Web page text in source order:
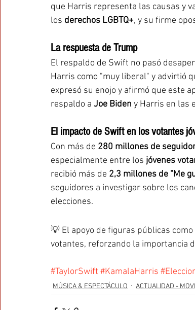
que Harris representa las causas y
los derechos LGBTQ+, y su firme
La respuesta de Trump
El respaldo de Swift no pasó
Harris como "muy liberal" y advirtió
expresó su enojo y afirmó que este
respaldo a Joe Biden y Harris en las
El impacto de Swift en los votantes
Con más de 280 millones de
especialmente entre los jóvenes
recibió más de 2,3 millones de "Me
seguidores a investigar sobre los
elecciones.
💡 El apoyo de figuras públicas
votantes, reforzando la importancia
#TaylorSwift #KamalaHarris
MÚSICA & ESPECTÁCULO ACTUALIDAD -